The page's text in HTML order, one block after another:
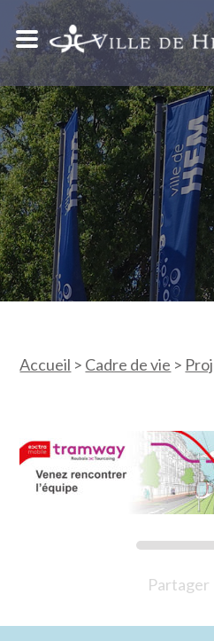
Accueil > Cadre de vie >
Partager